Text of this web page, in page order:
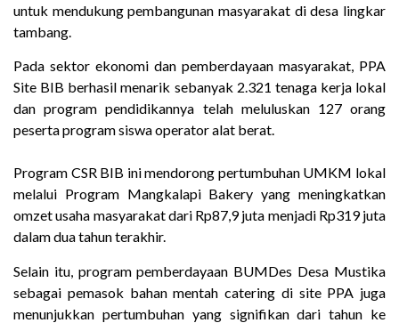
untuk mendukung pembangunan masyarakat di desa lingkar
tambang.
Pada sektor ekonomi dan pemberdayaan masyarakat, PPA
Site BIB berhasil menarik sebanyak 2.321 tenaga kerja lokal
dan program pendidikannya telah meluluskan 127 orang
peserta program siswa operator alat berat.
Program CSR BIB ini mendorong pertumbuhan UMKM lokal
melalui Program Mangkalapi Bakery yang meningkatkan
omzet usaha masyarakat dari Rp87,9 juta menjadi Rp319 juta
dalam dua tahun terakhir.
Selain itu, program pemberdayaan BUMDes Desa Mustika
sebagai pemasok bahan mentah catering di site PPA juga
menunjukkan pertumbuhan yang signifikan dari tahun ke